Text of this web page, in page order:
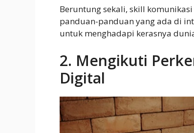
Beruntung sekali, skill
panduan-panduan yang ada di
untuk menghadapi kerasnya
2. Mengikuti
Digital